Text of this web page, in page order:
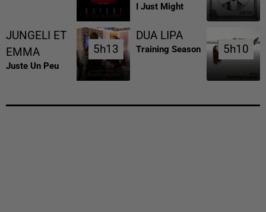
I Just Might
JUNGELI ET
EMMA
Juste Un Peu
5h13
5h13
DUA LIPA
Training Season 5h10
5h10